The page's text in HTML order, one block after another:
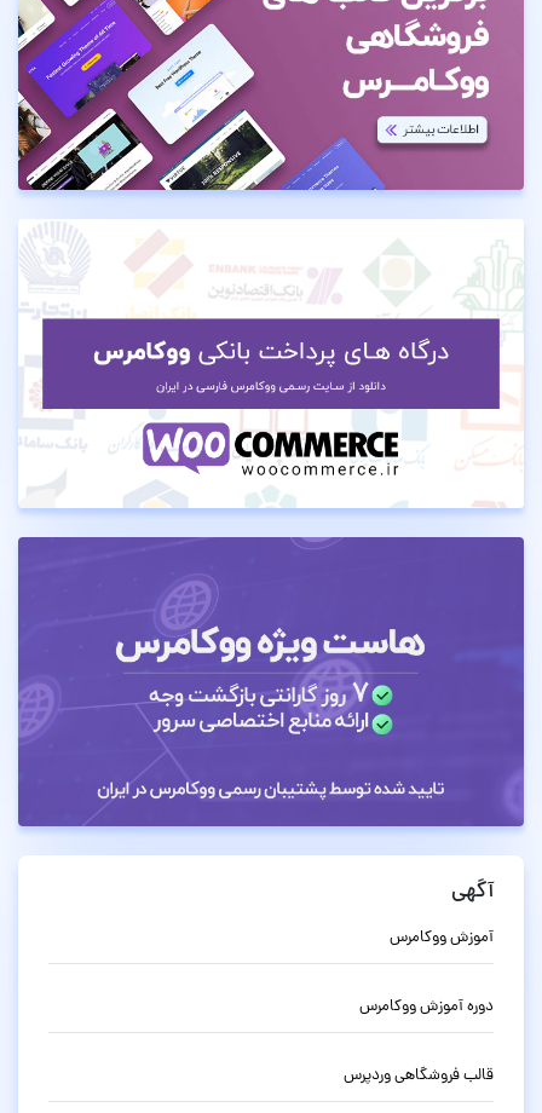
آگهی
آموزش ووکامرس
دوره آموزش ووکامرس
قالب فروشگاهی وردپرس